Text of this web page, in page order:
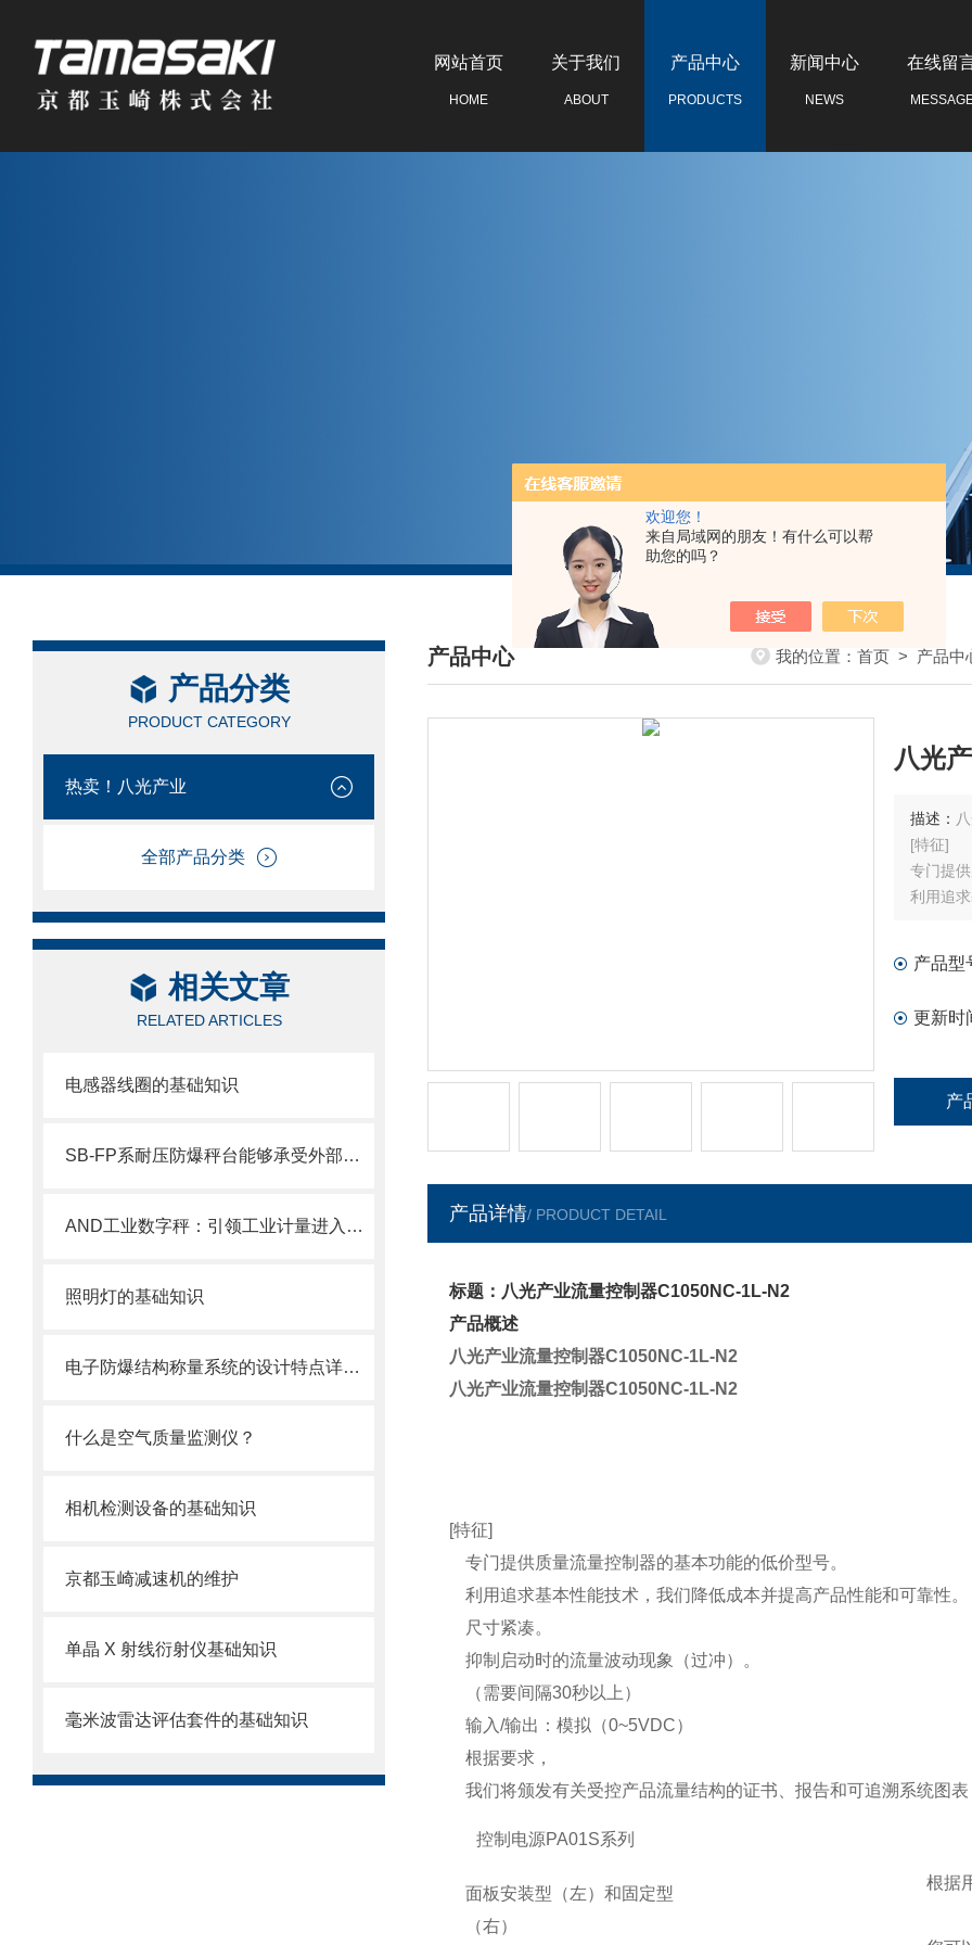
欢迎您！
来自局域网的朋友！有什么可以帮
助您的吗？
网站首页
HOME
关于我们
ABOUT
产品中心
PRODUCTS
新闻中心
NEWS
在线留
产品分类
PRODUCT CATEGORY
热卖！八光产业
全部产品分类
相关文章
RELATED ARTICLES
电感器线圈的基础知识
SB-FP系耐压防爆秤台能够承受外部重量冲击及液体浸泡压力
AND工业数字秤：引领工业计量进入数字化时代
照明灯的基础知识
电子防爆结构称量系统的设计特点详细介绍
什么是空气质量监测仪？
相机检测设备的基础知识
京都玉崎减速机的维护
单晶 X 射线衍射仪基础知识
毫米波雷达评估套件的基础知识
产品中心
/ PRODUCTS CENTER
我的位置： 首页 > 产品中
八光
描述：
[特征]
专门提
利用追
（需要
根据要
产品型
更新时
产
产品详情/ PRODUCT DETAIL
标题：八光产业流量控制器C1050NC-1L-N2
产品概述
八光产业流量控制器C1050NC-1L-N2
八光产业流量控制器C1050NC-1L-N2
[特征]
专门提供质量流量控制器的基本功能的低价型号。
利用追求基本性能技术，我们降低成本并提高产品性能和可靠性。
尺寸紧凑。
抑制启动时的流量波动现象（过冲）
。
（需要间隔30秒以上）
输入/输出：模拟（0~5VDC）
根据要求，
我们将颁发有关受控产品流量结构的证书、报告和可追溯系统图表
控制电源PA01S系列
面板安装型（左）和固定型
（右）
根据